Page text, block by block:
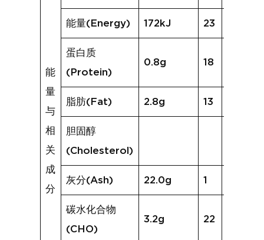
能
量
与
相
关
成
分
能量(Energy) 172kJ 23
蛋白质
(Protein)
0.8g 18
脂肪(Fat) 2.8g 13
胆固醇
(Cholesterol)
灰分(Ash) 22.0g 1
碳水化合物
(CHO)
3.2g 22